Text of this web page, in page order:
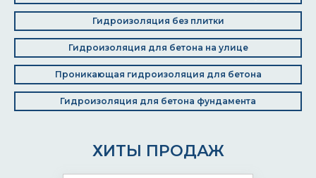
Гидроизоляция без плитки
Гидроизоляция для бетона на улице
Проникающая гидроизоляция для бетона
Гидроизоляция для бетона фундамента
ХИТЫ ПРОДАЖ